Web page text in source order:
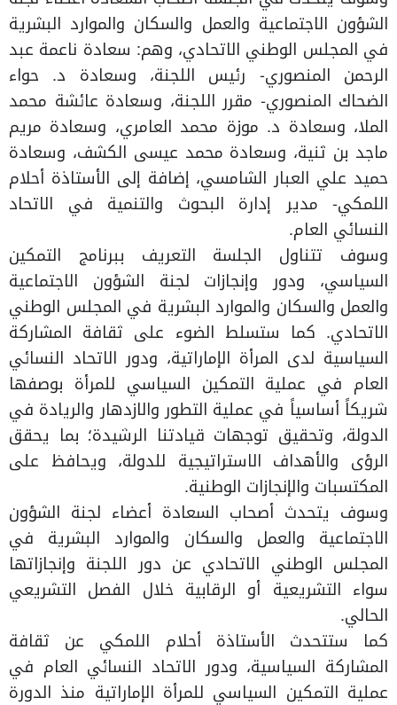
الشؤون الاجتماعية والعمل والسكان والموارد البشرية
في المجلس الوطني الاتحادي، وهم: سعادة ناعمة عبد
الرحمن المنصوري- رئيس اللجنة، وسعادة د. حواء
الضحاك المنصوري- مقرر اللجنة، وسعادة عائشة محمد
الملا، وسعادة د. موزة محمد العامري، وسعادة مريم
ماجد بن ثنية، وسعادة محمد عيسى الكشف، وسعادة
حميد علي العبار الشامسي، إضافة إلى الأستاذة أحلام
اللمكي- مدير إدارة البحوث والتنمية في الاتحاد
النسائي العام.
وسوف تتناول الجلسة التعريف ببرنامج التمكين
السياسي، ودور وإنجازات لجنة الشؤون الاجتماعية
والعمل والسكان والموارد البشرية في المجلس الوطني
الاتحادي. كما ستسلط الضوء على ثقافة المشاركة
السياسية لدى المرأة الإماراتية، ودور الاتحاد النسائي
العام في عملية التمكين السياسي للمرأة بوصفها
شريكاً أساسياً في عملية التطور والازدهار والريادة في
الدولة، وتحقيق توجهات قيادتنا الرشيدة؛ بما يحقق
الرؤى والأهداف الاستراتيجية للدولة، ويحافظ على
المكتسبات والإنجازات الوطنية.
وسوف يتحدث أصحاب السعادة أعضاء لجنة الشؤون
الاجتماعية والعمل والسكان والموارد البشرية في
المجلس الوطني الاتحادي عن دور اللجنة وإنجازاتها
سواء التشريعية أو الرقابية خلال الفصل التشريعي
الحالي.
كما ستتحدث الأستاذة أحلام اللمكي عن ثقافة
المشاركة السياسية، ودور الاتحاد النسائي العام في
عملية التمكين السياسي للمرأة الإماراتية منذ الدورة